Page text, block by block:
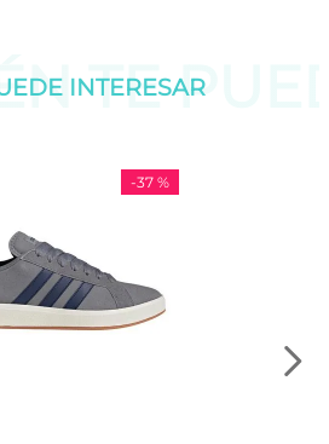
TE
INTERESAR
-37 %